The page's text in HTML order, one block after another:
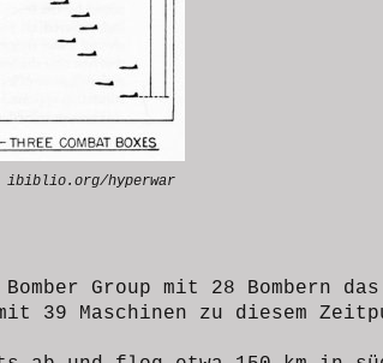
ibiblio.org/hyperwar
Group mit 28 Bombern
39 Maschinen zu diesem